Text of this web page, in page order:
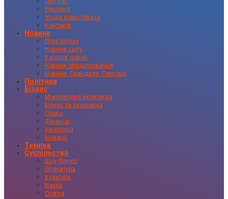
Реклама
Угода користувача
Контакти
Новини
Прес-релізи
Новини світу
Каталог новин
Новини оподаткування
Новини, Скандали, Сенсації
Політика
Бізнес
Міжнародна економіка
Бізнес та економіка
Право
Фінанси
Інвестиції
Іновації
Техніка
Суспільство
Шоу-бізнес
Література
Культура
Наука
Освіта